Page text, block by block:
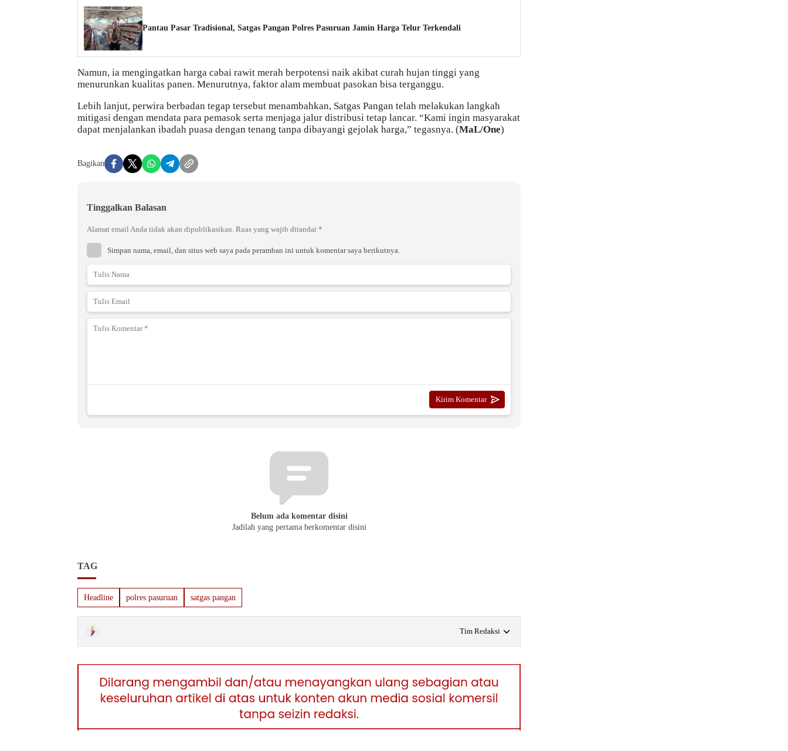
Pantau Pasar Tradisional, Satgas Pangan Polres Pasuruan Jamin Harga Telur Terkendali
Namun, ia mengingatkan harga cabai rawit merah berpotensi naik akibat curah hujan tinggi yang
menurunkan kualitas panen. Menurutnya, faktor alam membuat pasokan bisa terganggu.
Lebih lanjut, perwira berbadan tegap tersebut menambahkan, Satgas Pangan telah melakukan langkah
mitigasi dengan mendata para pemasok serta menjaga jalur distribusi tetap lancar. “Kami ingin masyarakat
dapat menjalankan ibadah puasa dengan tenang tanpa dibayangi gejolak harga,” tegasnya. (MaL/One)
Bagikan
Tinggalkan Balasan
Alamat email Anda tidak akan dipublikasikan. Ruas yang wajib ditandai *
Simpan nama, email, dan situs web saya pada peramban ini untuk komentar saya berikutnya.
Belum ada komentar disini
Jadilah yang pertama berkomentar disini
TAG
Headline polres pasuruan satgas pangan
Tim Redaksi